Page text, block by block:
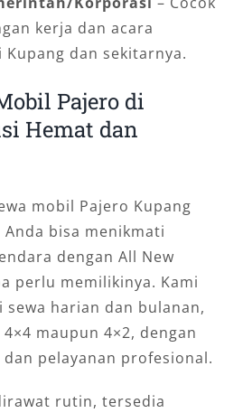
kerja dan acara
dan sekitarnya.
Pajero di
Hemat dan
mobil Pajero Kupang
Anda bisa menikmati
dengan All New
perlu memilikinya. Kami
sewa harian dan bulanan,
maupun 4×2, dengan
pelayanan profesional.
rutin, tersedia